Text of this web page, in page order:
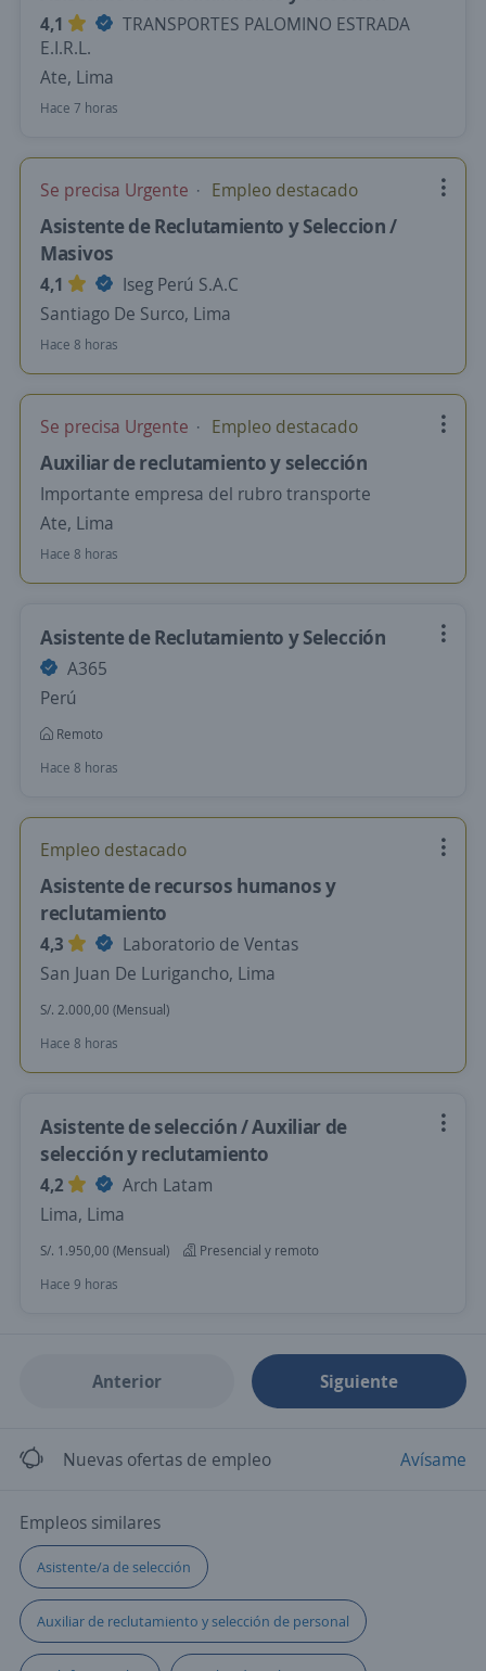
4,1
TRANSPORTES PALOMINO ESTRADA
E.I.R.L.
Ate, Lima
Hace 7 horas
Se precisa Urgente Empleo destacado
Asistente de Reclutamiento y Seleccion /
Masivos
4,1
Iseg Perú S.A.C
Santiago De Surco, Lima
Hace 8 horas
Se precisa Urgente Empleo destacado
Auxiliar de reclutamiento y selección
Importante empresa del rubro transporte
Ate, Lima
Hace 8 horas
Asistente de Reclutamiento y Selección
A365
Perú
Remoto
Hace 8 horas
Empleo destacado
Asistente de recursos humanos y
reclutamiento
4,3
Laboratorio de Ventas
San Juan De Lurigancho, Lima
S/. 2.000,00 (Mensual)
Hace 8 horas
Asistente de selección / Auxiliar de
selección y reclutamiento
4,2
Arch Latam
Lima, Lima
S/. 1.950,00 (Mensual)
Presencial y remoto
Hace 9 horas
Anterior Siguiente
Nuevas ofertas de empleo Avísame
Empleos similares
Asistente/a de selección
Auxiliar de reclutamiento y selección de personal